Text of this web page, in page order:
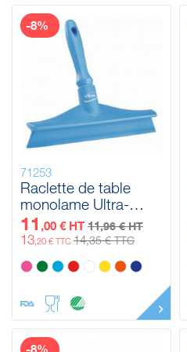
71253
Raclette de table
monolame Ultra-
hygiènique avec Mini
Manche Vikan, 245
11 ,00 € HT 11,96 € HT
13,20 € TTC 14,35 € TTC
-8%
-8%